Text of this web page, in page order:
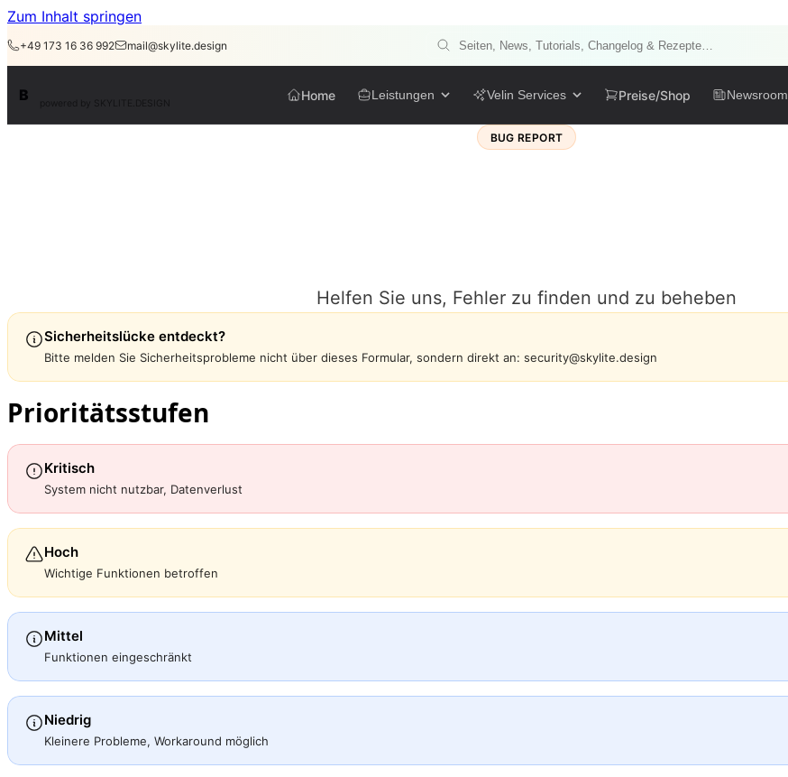
Zum Inhalt springen
+49 173 16 36 992 mail@skylite.design
B powered by SKYLITE.DESIGN
Home Leistungen Velin Services Preise/Shop Newsroom
BUG REPORT
Helfen Sie uns, Fehler zu finden und zu beheben
Sicherheitslücke entdeckt?
Bitte melden Sie Sicherheitsprobleme nicht über dieses Formular, sondern direkt an: security@skylite.design
Prioritätsstufen
Kritisch
System nicht nutzbar, Datenverlust
Hoch
Wichtige Funktionen betroffen
Mittel
Funktionen eingeschränkt
Niedrig
Kleinere Probleme, Workaround möglich